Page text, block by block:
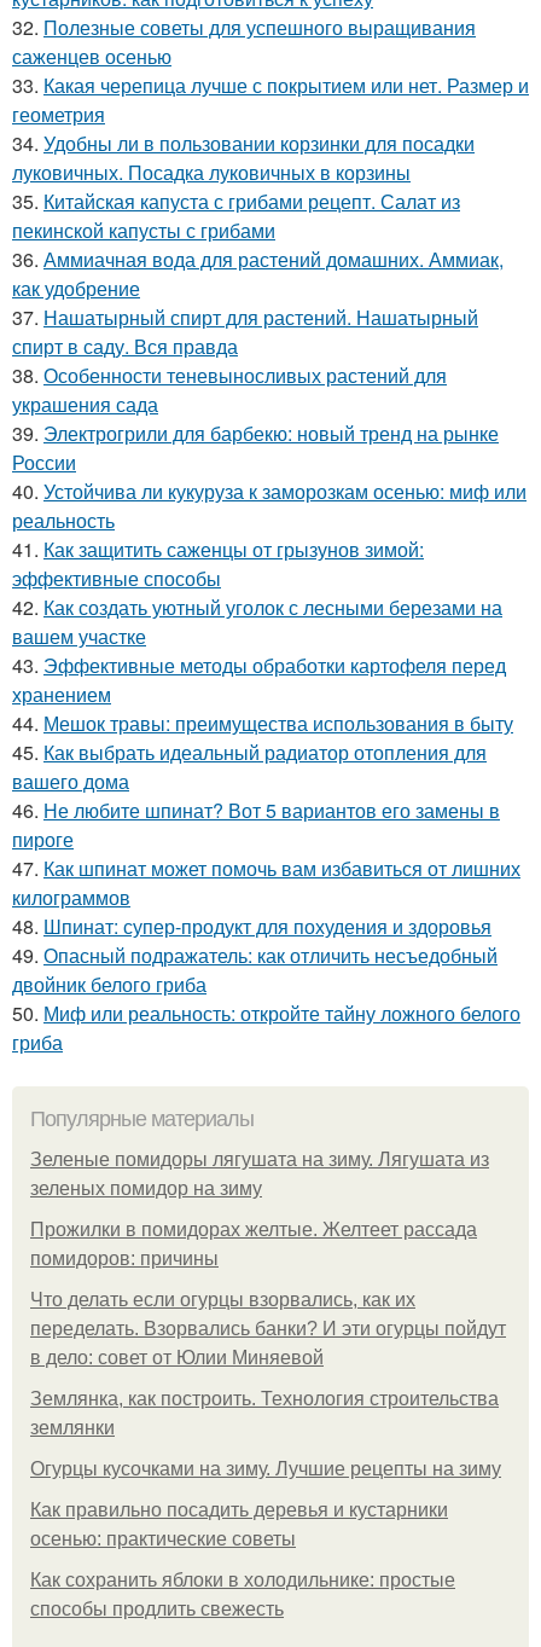
32. Полезные советы для успешного выращивания
саженцев осенью
33. Какая черепица лучше с покрытием или нет. Размер и
геометрия
34. Удобны ли в пользовании корзинки для посадки
луковичных. Посадка луковичных в корзины
35. Китайская капуста с грибами рецепт. Салат из
пекинской капусты с грибами
36. Аммиачная вода для растений домашних. Аммиак,
как удобрение
37. Нашатырный спирт для растений. Нашатырный
спирт в саду. Вся правда
38. Особенности теневыносливых растений для
украшения сада
39. Электрогрили для барбекю: новый тренд на рынке
России
40. Устойчива ли кукуруза к заморозкам осенью: миф или
реальность
41. Как защитить саженцы от грызунов зимой:
эффективные способы
42. Как создать уютный уголок с лесными березами на
вашем участке
43. Эффективные методы обработки картофеля перед
хранением
44. Мешок травы: преимущества использования в быту
45. Как выбрать идеальный радиатор отопления для
вашего дома
46. Не любите шпинат? Вот 5 вариантов его замены в
пироге
47. Как шпинат может помочь вам избавиться от лишних
килограммов
48. Шпинат: супер-продукт для похудения и здоровья
49. Опасный подражатель: как отличить несъедобный
двойник белого гриба
50. Миф или реальность: откройте тайну ложного белого
гриба
Популярные материалы
Зеленые помидоры лягушата на зиму. Лягушата из
зеленых помидор на зиму
Прожилки в помидорах желтые. Желтеет рассада
помидоров: причины
Что делать если огурцы взорвались, как их
переделать. Взорвались банки? И эти огурцы пойдут
в дело: совет от Юлии Миняевой
Землянка, как построить. Технология строительства
землянки
Огурцы кусочками на зиму. Лучшие рецепты на зиму
Как правильно посадить деревья и кустарники
осенью: практические советы
Как сохранить яблоки в холодильнике: простые
способы продлить свежесть